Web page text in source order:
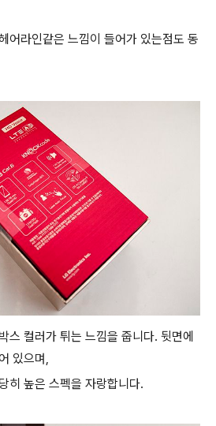
어라인같은 느낌이 들어가 있는점도 동
스 컬러가 튀는 느낌을 줍니다. 뒷면에
있으며,
히 높은 스펙을 자랑합니다.